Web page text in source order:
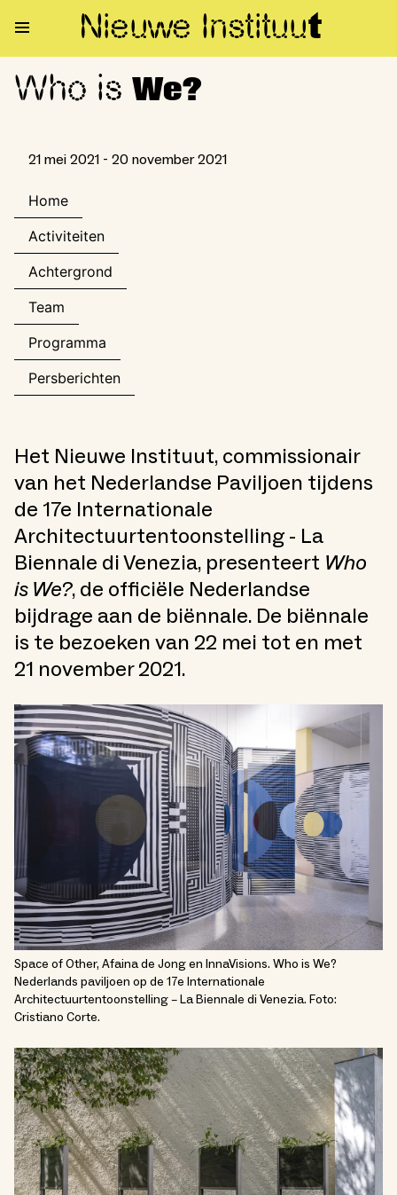
Nieuwe Instituut
Who is We?
Who is We?
21 mei 2021 - 20 november 2021
Home
Activiteiten
Achtergrond
Team
Programma
Persberichten
Het Nieuwe Instituut, commissionair
van het Nederlandse Paviljoen tijdens
de 17e Internationale
Architectuurtentoonstelling - La
Biennale di Venezia, presenteert Who
is We?, de officiële Nederlandse
bijdrage aan de biënnale. De biënnale
is te bezoeken van 22 mei tot en met
21 november 2021.
Space of Other, Afaina de Jong en InnaVisions. Who is We?
Nederlands paviljoen op de 17e Internationale
Architectuurtentoonstelling – La Biennale di Venezia. Foto:
Cristiano Corte.